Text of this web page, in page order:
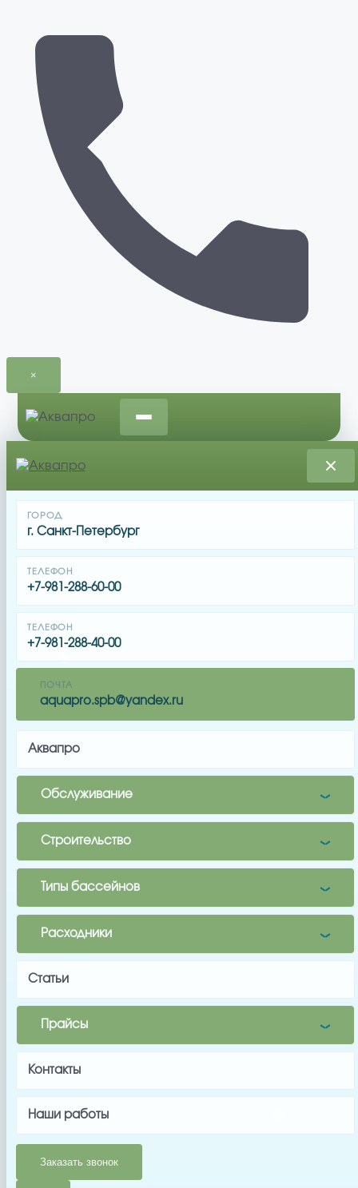
×
содержимому
ГОРОД
г. Санкт-Петербург
ТЕЛЕФОН
+7-981-288-60-00
ТЕЛЕФОН
+7-981-288-40-00
ПОЧТА
aquapro.spb@yandex.ru
Аквапро
Обслуживание
Строительство
Типы бассейнов
Расходники
Статьи
Прайсы
Контакты
Наши работы
Заказать звонок
установок / Боковая вентильная заглушка AquaViva
Боковая вентильная заглушка AquaViva 1,5″
(01051023
От164₽
Боковая вентильная заглушка AquaViva 1,5″
Имя
Почта
Телефон
Заявка
Заказать
Заводской артикул
Производитель
Aquaviva
Страна производства